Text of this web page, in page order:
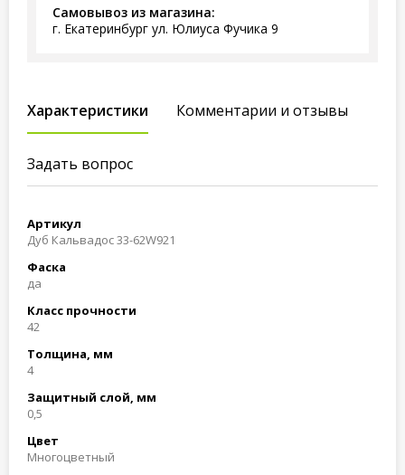
Самовывоз из магазина:
г. Екатеринбург ул. Юлиуса Фучика 9
Характеристики Комментарии и отзывы
Задать вопрос
Артикул
Дуб Кальвадос 33-62W921
Фаска
да
Класс прочности
42
Толщина, мм
4
Защитный слой, мм
0,5
Цвет
Многоцветный